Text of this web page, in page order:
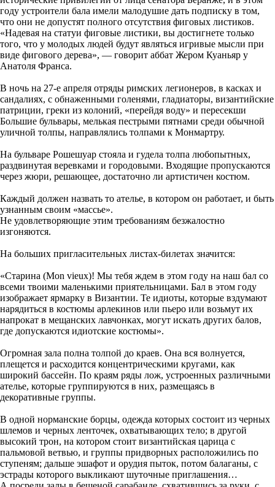
году устроители бала имели малодушие дать подписку в том,
что они не допустят полного отсутствия фиговых листиков.
«Надевая на статуи фиговые листики, вы достигнете только
того, что у молодых людей будут являться игривые мысли при
виде фигового дерева», — говорит аббат Жером Куаньяр у
Анатоля Франса.
В ночь на 27-е апреля отряды римских легионеров, в касках и
сандалиях, с обнаженными голенями, гладиаторы, византийские
патриции, греки из колоний, «перейдя воду» и пересекши
Большие бульвары, мелькая пестрыми пятнами среди обычной
уличной толпы, направлялись толпами к Монмартру.
На бульваре Рошешуар стояла и гудела толпа любопытных,
раздвинутая веревками и городовыми. Входящие пропускаются
через жюри, решающее, достаточно ли артистичен костюм.
Каждый должен назвать то ателье, в котором он работает, и быть
узнанным своим «массье».
Не удовлетворяющие этим требованиям безжалостно
изгоняются.
На больших пригласительных листах-билетах значится:
«Старина (Mon vieux)! Мы тебя ждем в этом году на наш бал со
всеми твоими маленькими приятельницами. Бал в этом году
изображает ярмарку в Византии. Те идиоты, которые вздумают
нарядиться в костюмы арлекинов или пьеро или возьмут их
напрокат в мещанских лавчонках, могут искать других балов,
где допускаются идиотские костюмы».
Огромная зала полна толпой до краев. Она вся волнуется,
плещется и расходится концентрическими кругами, как
широкий бассейн. По краям ряды лож, устроенных различными
ателье, которые группируются в них, размещаясь в
декоративные группы.
В одной норманские борцы, одежда которых состоит из черных
шлемов и черных ленточек, охватывающих тело; в другой
высокий трон, на котором стоит византийская царица с
пальмовой ветвью, и группы придворных расположились по
ступеням; дальше эшафот и орудия пыток, потом балаганы, с
эстрады которого выкликают шуточные приглашения…